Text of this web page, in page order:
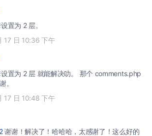
置为 2 层。
17 日 10:36 下午
置为 2 层 就能解决叻。 那个 comments.php
。
17 日 10:48 下午
谢谢！解决了！哈哈哈，太感谢了！这么好的